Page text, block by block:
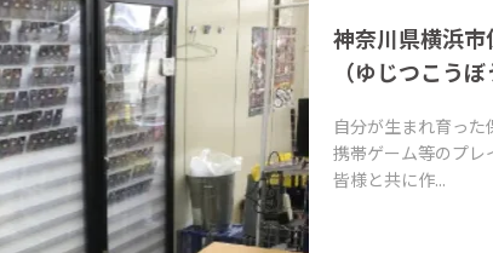
CAMPFIREふるさと納税
神奈川県横浜
（ゆじつこう
自分が生まれ育った
携帯ゲーム等のプレ
皆様と共に作...